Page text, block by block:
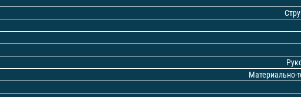
Материально-